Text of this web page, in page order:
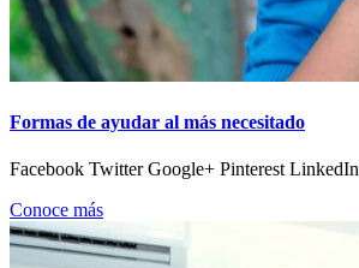
Formas de ayudar al más necesitado
Facebook Twitter Google+ Pinterest LinkedIn
Conoce más